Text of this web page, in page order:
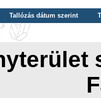
Tallózás dátum szerint
nyelv szerint